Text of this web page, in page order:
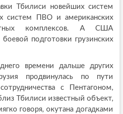
Тбилиси новейших систем
систем ПВО и американских
комплексов. А США
подготовки грузинских
времени дальше других
продвинулась по пути
с Пентагоном,
Тбилиси известный объект,
говоря, окутана догадками